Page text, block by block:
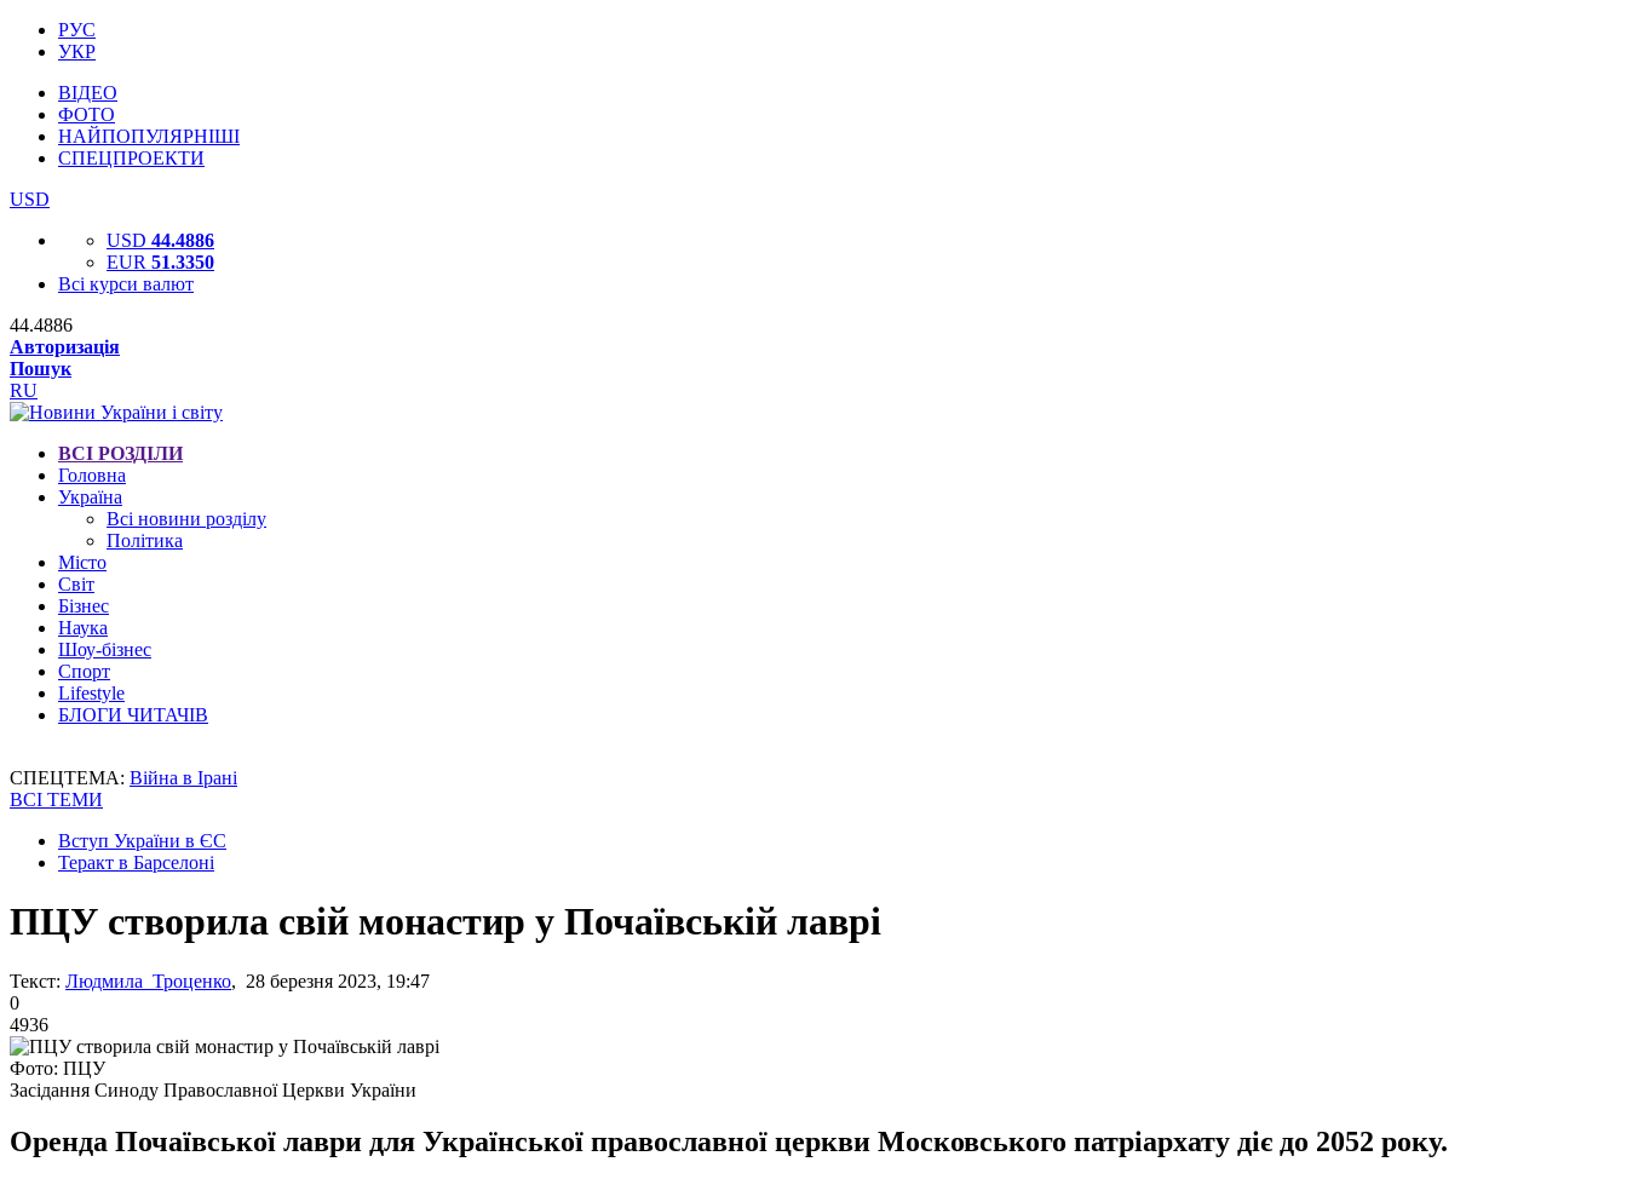
РУС
УКР
ВІДЕО
ФОТО
НАЙПОПУЛЯРНІШІ
СПЕЦПРОЕКТИ
USD
USD 44.4886
EUR 51.3350
Всі курси валют
44.4886
Авторизація
Пошук
RU
ВСІ РОЗДІЛИ
Головна
Україна
Всі новини розділу
Політика
Місто
Світ
Бізнес
Наука
Шоу-бізнес
Спорт
Lifestyle
БЛОГИ ЧИТАЧІВ
СПЕЦТЕМА: Війна в Ірані
ВСІ ТЕМИ
Вступ України в ЄС
Теракт в Барселоні
ПЦУ створила свій монастир у Почаївській лаврі
Текст: Людмила Троценко, 28 березня 2023, 19:47
0
4936
Фото: ПЦУ
Засідання Синоду Православної Церкви України
Оренда Почаївської лаври для Української православної церкви Московського патріархату діє до 2052 року.